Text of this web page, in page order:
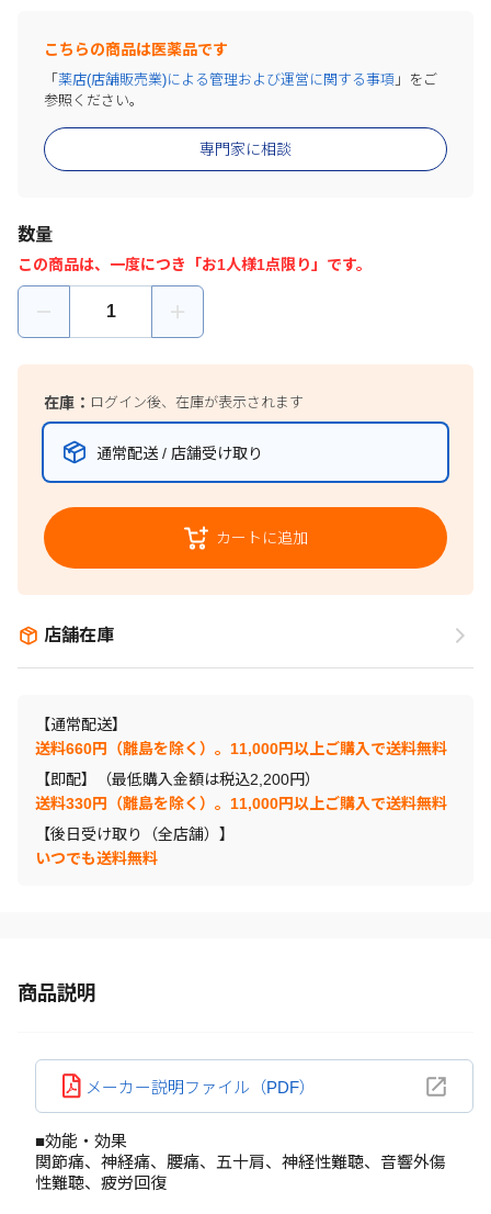
こちらの商品は医薬品です
専門家に相談
「 薬店(店舗販売業)による管理および運営に関する事項 」をご
参照ください。
数量
この商品は、一度につき「お1人様1点限り」です。
在庫： ログイン後、在庫が表示されます
通常配送 / 店舗受け取り
カートに追加
店舗在庫
【通常配送】
送料660円（離島を除く）。11,000円以上ご購入で送料無料
【即配】（最低購入金額は税込2,200円）
送料330円（離島を除く）。11,000円以上ご購入で送料無料
【後日受け取り（全店舗）】
いつでも送料無料
商品説明
メーカー説明ファイル（PDF）
■効能・効果
関節痛、神経痛、腰痛、五十肩、神経性難聴、音響外傷
性難聴、疲労回復